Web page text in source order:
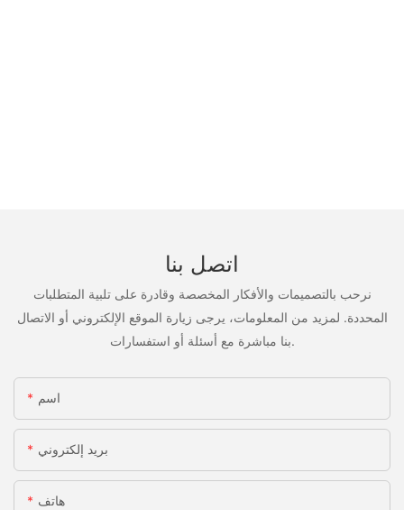
اتصل بنا
نرحب بالتصميمات والأفكار المخصصة وقادرة على تلبية المتطلبات
المحددة. لمزيد من المعلومات، يرجى زيارة الموقع الإلكتروني أو الاتصال
بنا مباشرة مع أسئلة أو استفسارات.
اسم
بريد إلكتروني
هاتف